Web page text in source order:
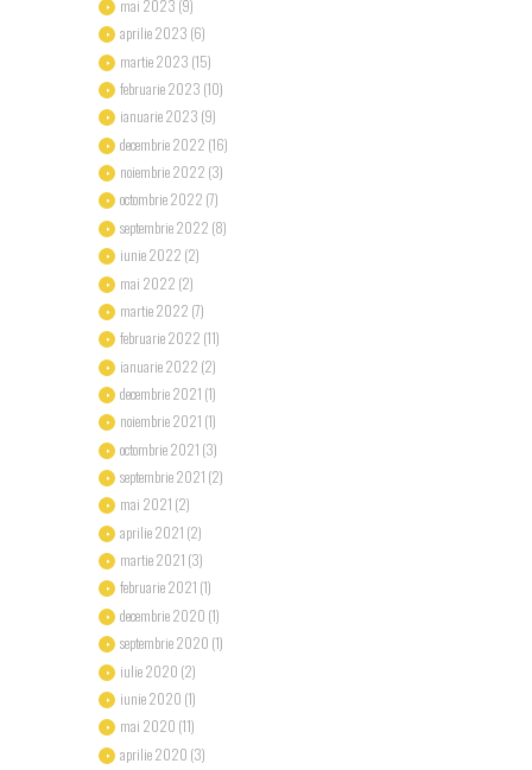
mai 2023 (9)
aprilie2023 (6)
martie2023 (15)
februarie2023 (10)
ianuarie2023 (9)
decembrie2022 (16)
noiembrie2022 (3)
octombrie2022 (7)
septembrie2022 (8)
iunie2022 (2)
mai 2022 (2)
martie2022 (7)
februarie2022 (11)
ianuarie2022 (2)
decembrie2021 (1)
noiembrie2021 (1)
octombrie2021 (3)
septembrie2021 (2)
mai 2021 (2)
aprilie2021 (2)
martie2021 (3)
februarie2021 (1)
decembrie2020 (1)
septembrie2020 (1)
iulie2020 (2)
iunie2020 (1)
mai 2020 (11)
aprilie2020 (3)